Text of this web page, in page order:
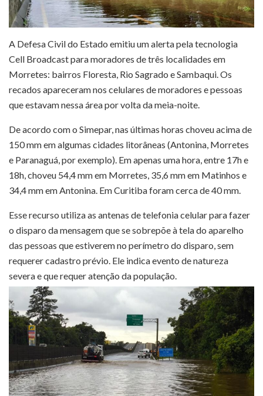
A Defesa Civil do Estado emitiu um alerta pela tecnologia
Cell Broadcast para moradores de três localidades em
Morretes: bairros Floresta, Rio Sagrado e Sambaqui. Os
recados apareceram nos celulares de moradores e pessoas
que estavam nessa área por volta da meia-noite.
De acordo com o Simepar, nas últimas horas choveu acima de
150 mm em algumas cidades litorâneas (Antonina, Morretes
e Paranaguá, por exemplo). Em apenas uma hora, entre 17h e
18h, choveu 54,4 mm em Morretes, 35,6 mm em Matinhos e
34,4 mm em Antonina. Em Curitiba foram cerca de 40 mm.
Esse recurso utiliza as antenas de telefonia celular para fazer
o disparo da mensagem que se sobrepõe à tela do aparelho
das pessoas que estiverem no perímetro do disparo, sem
requerer cadastro prévio. Ele indica evento de natureza
severa e que requer atenção da população.